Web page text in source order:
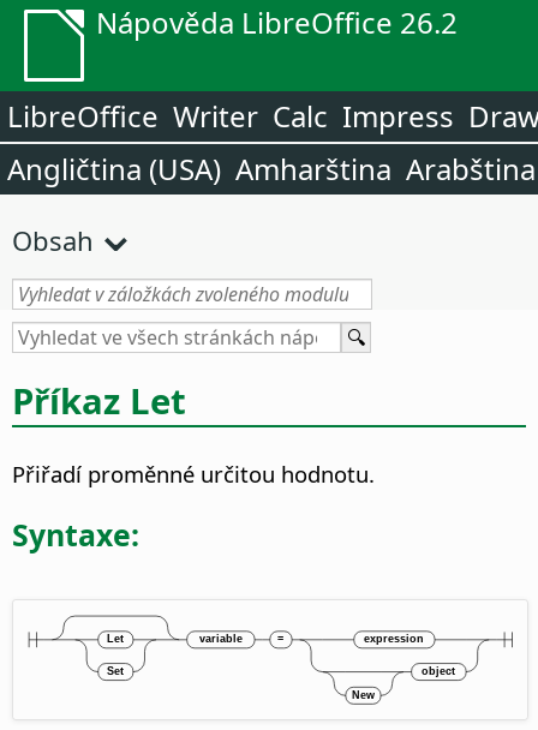
Nápověda LibreOffice 26.2
LibreOffice Writer Calc Impress
Angličtina (USA) Amharština Arabština
Obsah
Příkaz Let
Přiřadí proměnné určitou hodnotu.
Syntaxe: